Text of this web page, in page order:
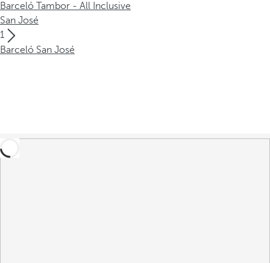
Barceló Tambor - All Inclusive
San José
1
Barceló San José